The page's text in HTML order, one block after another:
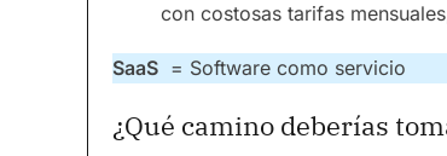
con costosas tarifas
SaaS = Software como servicio
¿Qué camino deberías